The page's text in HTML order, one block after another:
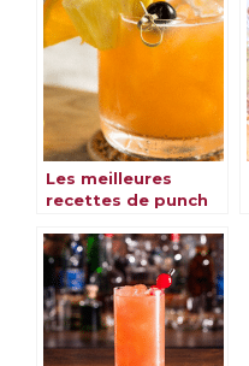
Les meilleures
recettes de punch
ravir vos papilles